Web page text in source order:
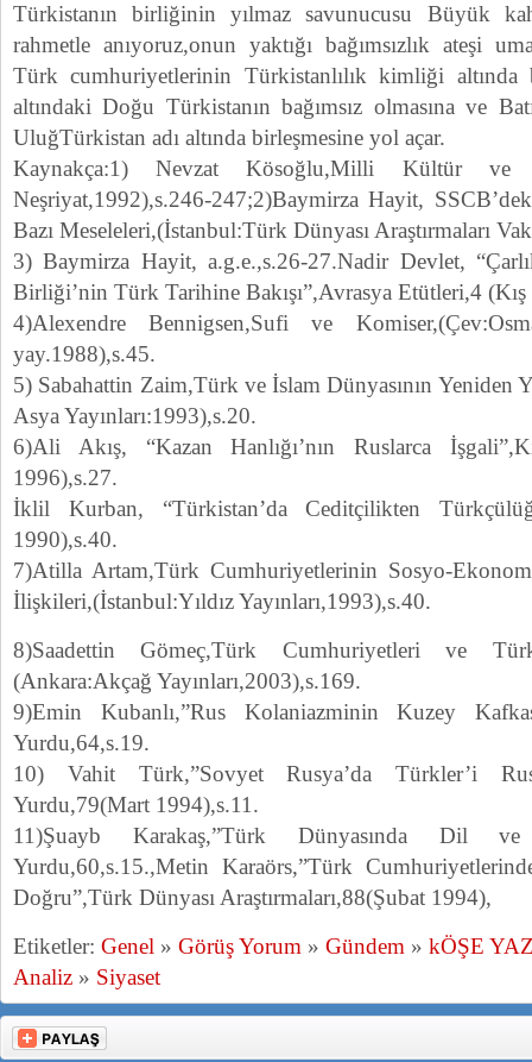
Türkistanın birliğinin yılmaz savunucusu Büyük
rahmetle anıyoruz,onun yaktığı bağımsızlık ateşi
Türk cumhuriyetlerinin Türkistanlılık kimliği
altındaki Doğu Türkistanın bağımsız olmasına ve
UluğTürkistan adı altında birleşmesine yol açar.
Kaynakça:1) Nevzat Kösoğlu,Milli Kültür ve
Neşriyat,1992),s.246-247;2)Baymirza Hayit,
Bazı Meseleleri,(İstanbul:Türk Dünyası Araştırmaları
3) Baymirza Hayit, a.g.e.,s.26-27.Nadir Devlet,
Birliği’nin Türk Tarihine Bakışı”,Avrasya Etütleri,4
4)Alexendre Bennigsen,Sufi ve
yay.1988),s.45.
5) Sabahattin Zaim,Türk ve İslam Dünyasının Yeniden
Asya Yayınları:1993),s.20.
6)Ali Akış, “Kazan Hanlığı’nın Ruslarca
1996),s.27.
İklil Kurban, “Türkistan’da Ceditçilikten
1990),s.40.
7)Atilla Artam,Türk Cumhuriyetlerinin Sosyo-
İlişkileri,(İstanbul:Yıldız Yayınları,1993),s.40.
8)Saadettin Gömeç,Türk Cumhuriyetleri ve
(Ankara:Akçağ Yayınları,2003),s.169.
9)Emin Kubanlı,”Rus Kolaniazminin Kuzey
Yurdu,64,s.19.
10) Vahit Türk,”Sovyet Rusya’da Türkler’i
Yurdu,79(Mart 1994),s.11.
11)Şuayb Karakaş,”Türk Dünyasında Dil
Yurdu,60,s.15.,Metin Karaörs,”Türk
Doğru”,Türk Dünyası Araştırmaları,88(Şubat 1994),
Etiketler: Genel » Görüş Yorum » Gündem » kÖŞE
Analiz » Siyaset